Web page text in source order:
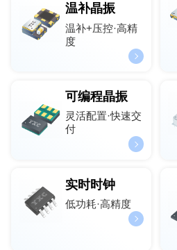
温补晶振
温补+压控·高精
度
可编程晶振
灵活配置·快速交
付
实时时钟
低功耗·高精度